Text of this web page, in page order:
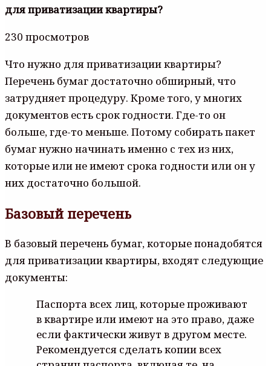
для приватизации квартиры?
230 просмотров
Что нужно для приватизации квартиры?
Перечень бумаг достаточно обширный, что
затрудняет процедуру. Кроме того, у многих
документов есть срок годности. Где-то он
больше, где-то меньше. Потому собирать пакет
бумаг нужно начинать именно с тех из них,
которые или не имеют срока годности или он у
них достаточно большой.
Базовый перечень
В базовый перечень бумаг, которые понадобятся
для приватизации квартиры, входят следующие
документы:
Паспорта всех лиц, которые проживают
в квартире или имеют на это право, даже
если фактически живут в другом месте.
Рекомендуется сделать копии всех